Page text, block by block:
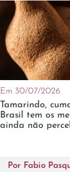
Em 30/07/2026
Tamarindo,
Brasil tem os
ainda não
Por Fabio